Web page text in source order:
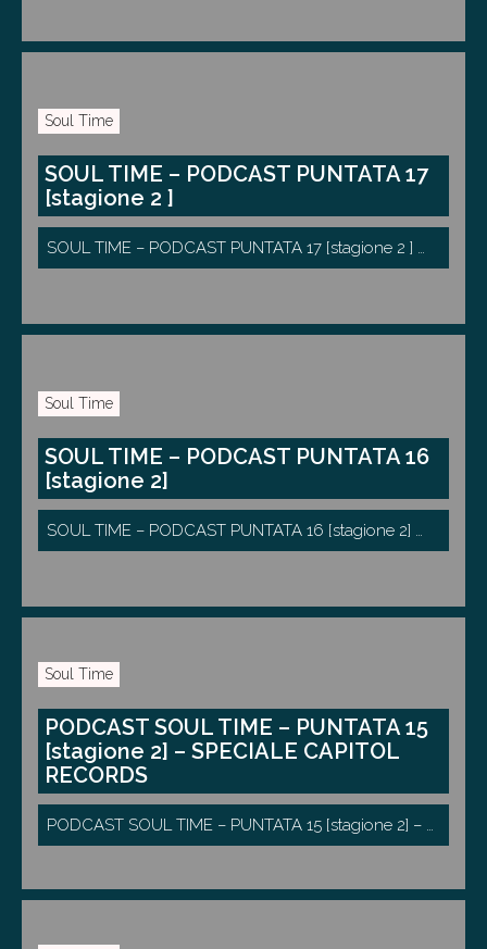
Soul Time
SOUL TIME – PODCAST PUNTATA 17
[stagione 2 ]
SOUL TIME – PODCAST PUNTATA 17 [stagione 2 ] …
Soul Time
SOUL TIME – PODCAST PUNTATA 16
[stagione 2]
SOUL TIME – PODCAST PUNTATA 16 [stagione 2] …
Soul Time
PODCAST SOUL TIME – PUNTATA 15
[stagione 2] – SPECIALE CAPITOL
RECORDS
PODCAST SOUL TIME – PUNTATA 15 [stagione 2] – …